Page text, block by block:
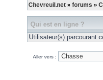
Chevreuil.net » forums »
Qui est en ligne ?
Utilisateur(s) parcourant
Aller vers :